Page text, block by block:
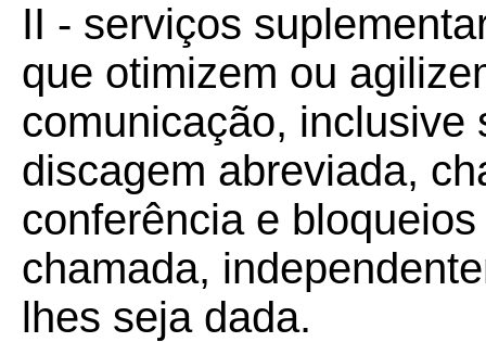
II - serviços
que otimizem ou
comunicação,
discagem abreviada,
conferência e
chamada,
lhes seja dada.